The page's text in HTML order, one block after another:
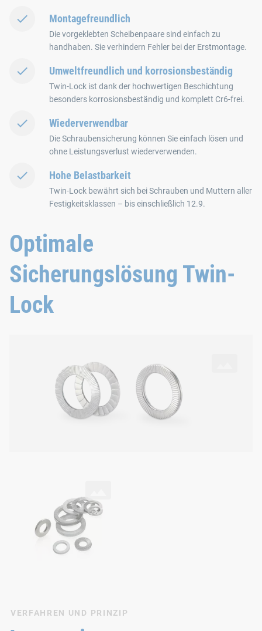
Montagefreundlich
Die vorgeklebten Scheibenpaare sind einfach zu
handhaben. Sie verhindern Fehler bei der Erstmontage.
Umweltfreundlich und korrosionsbeständig
Twin‑Lock ist dank der hochwertigen Beschichtung
besonders korrosionsbeständig und komplett Cr6-frei.
Wiederverwendbar
Die Schraubensicherung können Sie einfach lösen und
ohne Leistungsverlust wiederverwenden.
Hohe Belastbarkeit
Twin-Lock bewährt sich bei Schrauben und Muttern aller
Festigkeitsklassen – bis einschließlich 12.9.
Optimale
Sicherungslösung Twin-
Lock
VERFAHREN UND PRINZIP